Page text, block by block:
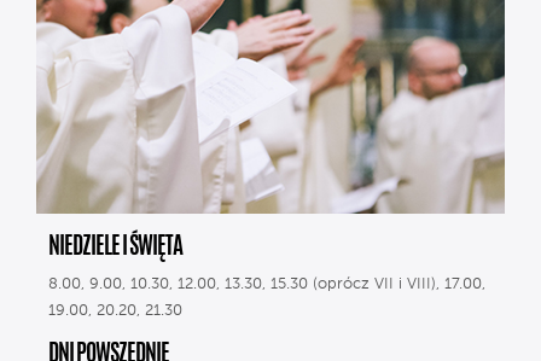
NIEDZIELE I ŚWIĘTA
8.00, 9.00, 10.30, 12.00, 13.30, 15.30 (oprócz VII i VIII), 17.00,
19.00, 20.20, 21.30
DNI POWSZEDNIE